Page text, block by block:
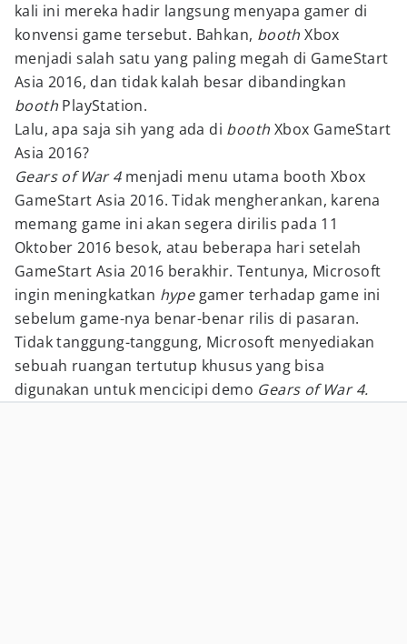
kali ini mereka hadir langsung menyapa gamer di
konvensi game tersebut. Bahkan, booth Xbox
menjadi salah satu yang paling megah di GameStart
Asia 2016, dan tidak kalah besar dibandingkan
booth PlayStation.
Lalu, apa saja sih yang ada di booth Xbox GameStart
Asia 2016?
Gears of War 4menjadi menu utama booth Xbox
GameStart Asia 2016. Tidak mengherankan, karena
memang game ini akan segera dirilis pada 11
Oktober 2016 besok, atau beberapa hari setelah
GameStart Asia 2016 berakhir. Tentunya, Microsoft
ingin meningkatkan hypegamer terhadap game ini
sebelum game-nya benar-benar rilis di pasaran.
Tidak tanggung-tanggung, Microsoft menyediakan
sebuah ruangan tertutup khusus yang bisa
digunakan untuk mencicipi demo Gears of War 4.